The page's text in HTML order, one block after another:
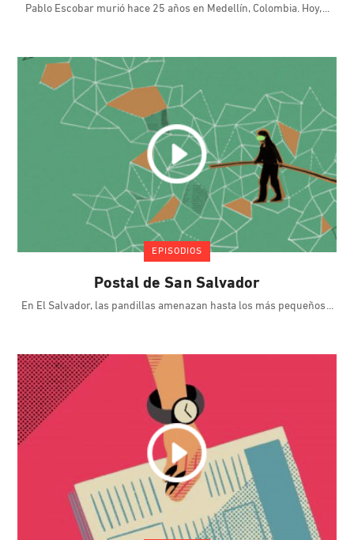
Pablo Escobar murió hace 25 años en Medellín, Colombia. Hoy,
EPISODIOS
Postal de San Salvador
En El Salvador, las pandillas amenazan hasta los más pequeños